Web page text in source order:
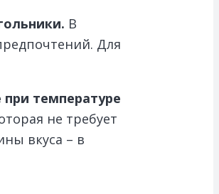
В
Для
температуре
не требует
вкуса – в